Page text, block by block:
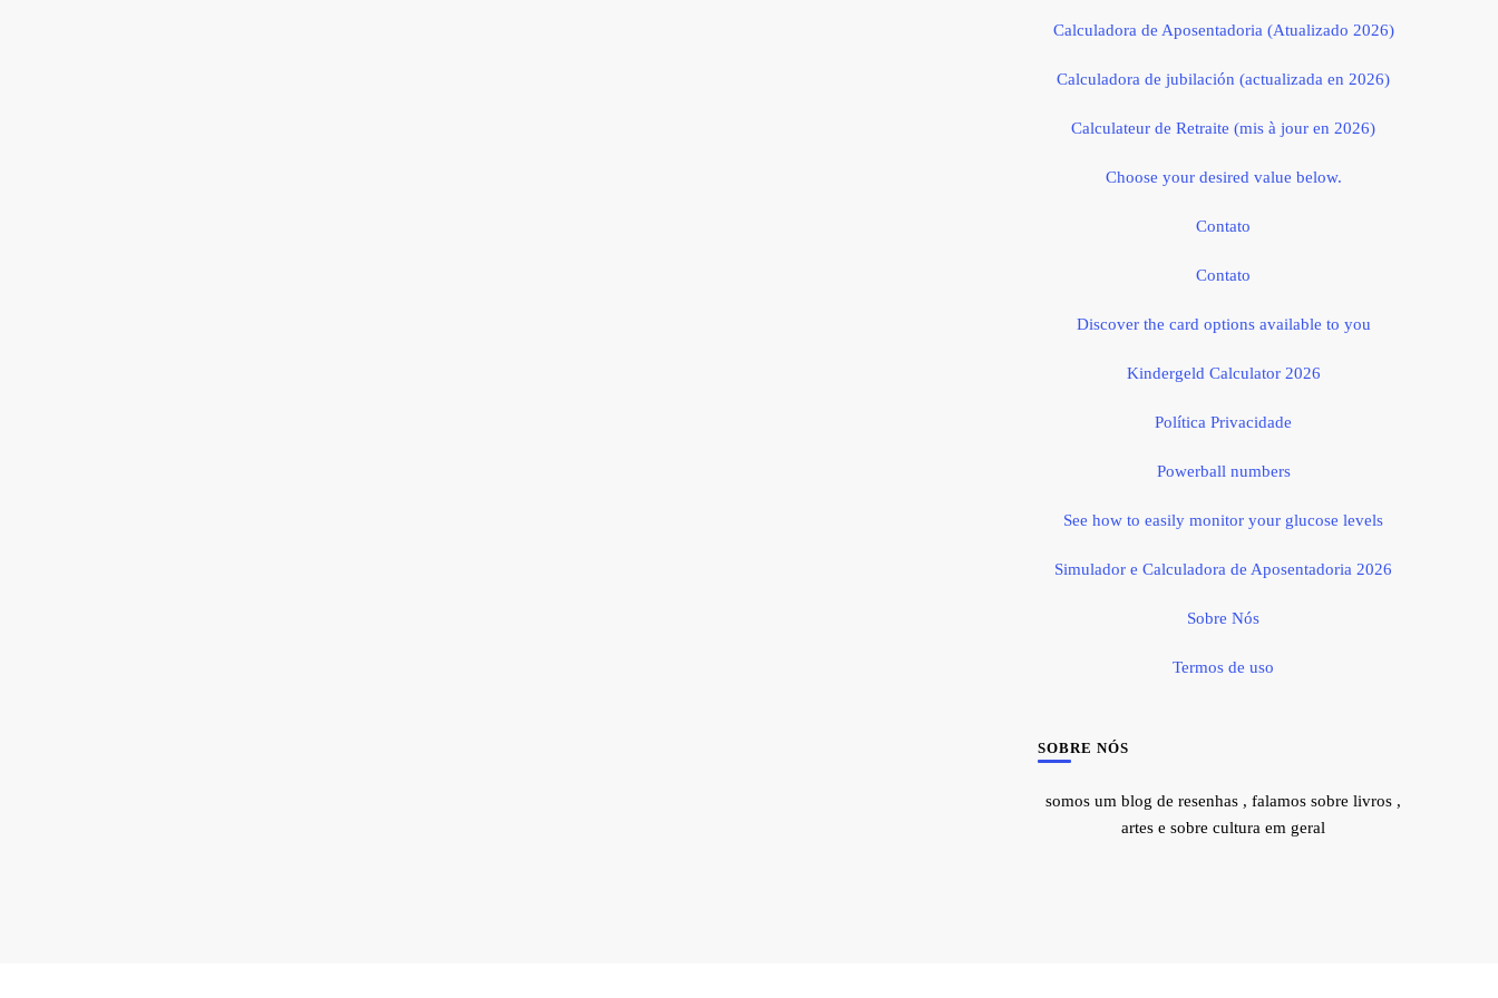
Calculadora de Aposentadoria (Atualizado 2026)
Calculadora de jubilación (actualizada en 2026)
Calculateur de Retraite (mis à jour en 2026)
Choose your desired value below.
Contato
Contato
Discover the card options available to you
Kindergeld Calculator 2026
Política Privacidade
Powerball numbers
See how to easily monitor your glucose levels
Simulador e Calculadora de Aposentadoria 2026
Sobre Nós
Termos de uso
SOBRE NÓS
somos um blog de resenhas , falamos sobre livros ,
artes e sobre cultura em geral